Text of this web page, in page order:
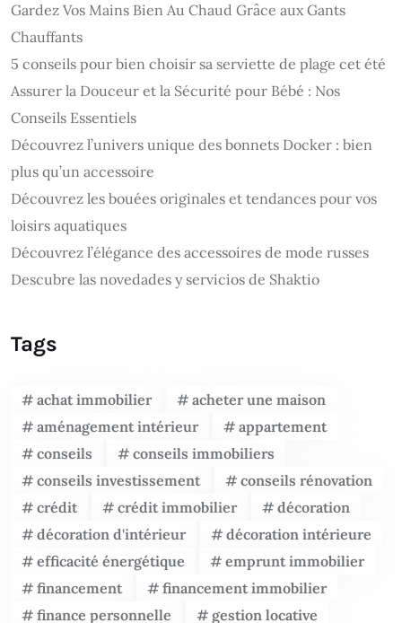
Gardez Vos Mains Bien Au Chaud Grâce aux Gants
Chauffants
5 conseils pour bien choisir sa serviette de plage cet été
Assurer la Douceur et la Sécurité pour Bébé : Nos
Conseils Essentiels
Découvrez l’univers unique des bonnets Docker : bien
plus qu’un accessoire
Découvrez les bouées originales et tendances pour vos
loisirs aquatiques
Découvrez l’élégance des accessoires de mode russes
Descubre las novedades y servicios de Shaktio
Tags
achat immobilier
acheter une maison
aménagement intérieur
appartement
conseils
conseils immobiliers
conseils investissement
conseils rénovation
crédit
crédit immobilier
décoration
décoration d'intérieur
décoration intérieure
efficacité énergétique
emprunt immobilier
financement
financement immobilier
finance personnelle
gestion locative